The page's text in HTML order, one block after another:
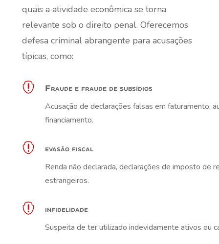
quais a atividade econômica se torna
relevante sob o direito penal. Oferecemos
defesa criminal abrangente para acusações
típicas, como:
 Fraude e fraude de subsídios
Acusação de declarações falsas em faturamento,
financiamento.
 evasão fiscal
Renda não declarada, declarações de imposto de
estrangeiros.
 infidelidade
Suspeita de ter utilizado indevidamente ativos ou